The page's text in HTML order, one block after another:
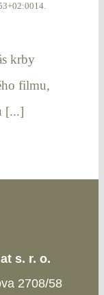
14.
krby
filmu,
[...]
s. r. o.
2708/58